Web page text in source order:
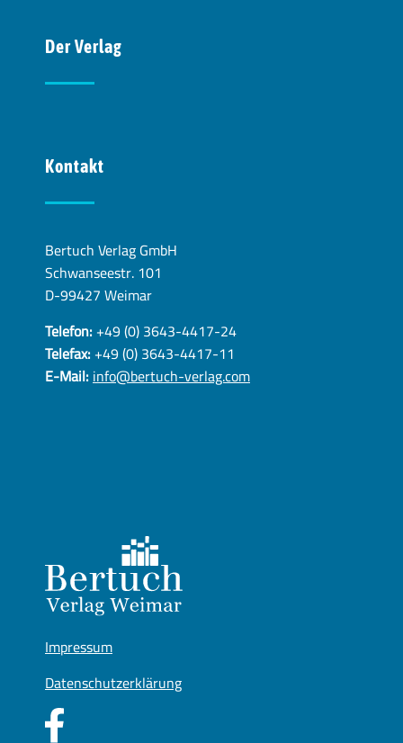
Der Verlag
Kontakt
Bertuch Verlag GmbH
Schwanseestr. 101
D-99427 Weimar
Telefon:+49 (0) 3643-4417-24
Telefax:+49 (0) 3643-4417-11
E-Mail:info@bertuch-verlag.com
Impressum
Datenschutzerklärung